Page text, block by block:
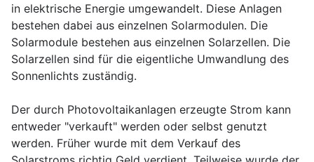
in elektrische Energie umgewandelt. Diese Anlagen
bestehen dabei aus einzelnen Solarmodulen. Die
Solarmodule bestehen aus einzelnen Solarzellen. Die
Solarzellen sind für die eigentliche Umwandlung des
Sonnenlichts zuständig.
Der durch Photovoltaikanlagen erzeugte Strom kann
entweder "verkauft" werden oder selbst genutzt
werden. Früher wurde mit dem Verkauf des